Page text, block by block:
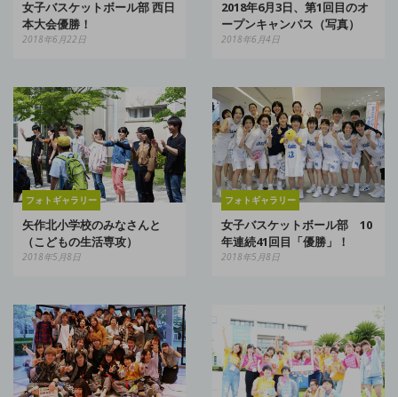
女子バスケットボール部 西日
本大会優勝！
2018年6月22日
2018年6月3日、第1回目のオ
ープンキャンパス（写真）
2018年6月4日
フォトギャラリー
矢作北小学校のみなさんと
（こどもの生活専攻）
2018年5月8日
フォトギャラリー
女子バスケットボール部 10
年連続41回目「優勝」！
2018年5月8日